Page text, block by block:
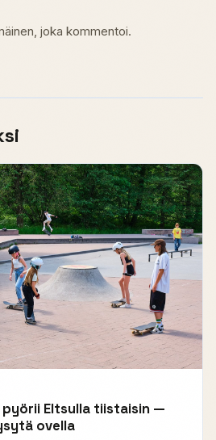
joka kommentoi.
pyörii Eltsulla tiistaisin —
ovella